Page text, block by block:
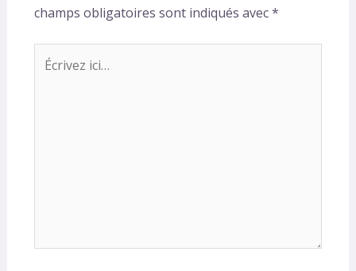
champs obligatoires sont indiqués avec*
Écrivez